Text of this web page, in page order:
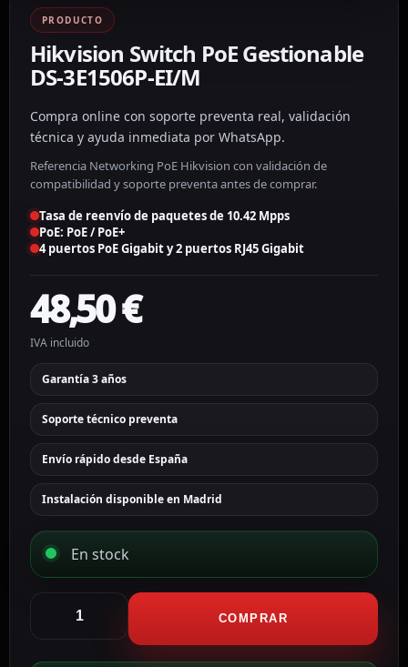
PRODUCTO
Hikvision Switch PoE Gestionable
DS-3E1506P-EI/M
Compra online con soporte preventa real, validación
técnica y ayuda inmediata por WhatsApp.
Referencia Networking PoE Hikvision con validación de
compatibilidad y soporte preventa antes de comprar.
Tasa de reenvío de paquetes de 10.42 Mpps
PoE: PoE / PoE+
4 puertos PoE Gigabit y 2 puertos RJ45 Gigabit
48,50€
IVA incluido
Garantía 3 años
Soporte técnico preventa
Envío rápido desde España
Instalación disponible en Madrid
En stock
Gestionable
COMPRAR